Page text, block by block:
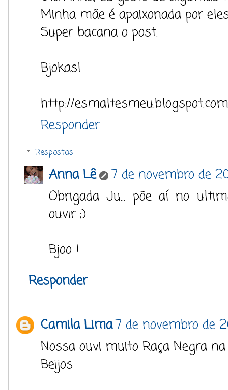
Minha mãe é apaixonada por
Super bacana o post.
Bjokas!
http://
Responder
Respostas
Anna Lê
7 de novembro de
Obrigada Ju... põe aí no
ouvir ;)
Bjoo !
Responder
Camila Lima7 de novembro de
Nossa ouvi muito Raça Negra
Beijos